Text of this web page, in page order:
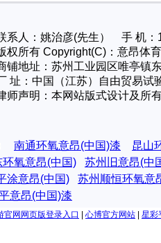
系人：姚治彦(先生） 手 机
权所有 Copyright(C)：意昂
铺地址：苏州工业园区唯亭镇
址： 中国（江苏）自由贸易试
师声明：本网站版式设计及所
南通环氧意昂(中国)漆
昆山
环氧意昂(中国)
苏州旧意昂(中
涂意昂(中国)
苏州顺恒环氧意
意昂(中国)漆
官网网页版登录入口 心博官方网站 星彩